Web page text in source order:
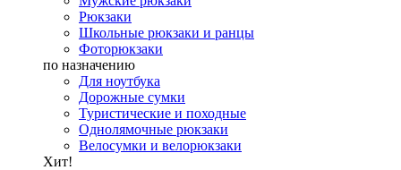
Рюкзаки
Школьные рюкзаки и ранцы
Фоторюкзаки
по назначению
Для ноутбука
Дорожные сумки
Туристические и походные
Однолямочные рюкзаки
Велосумки и велорюкзаки
Хит!